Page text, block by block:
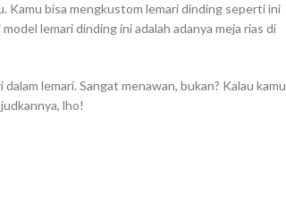
Kamu bisa mengkustom lemari dinding seperti ini
lemari dinding ini adalah adanya meja rias di
lemari. Sangat menawan, bukan? Kalau kamu
lho!